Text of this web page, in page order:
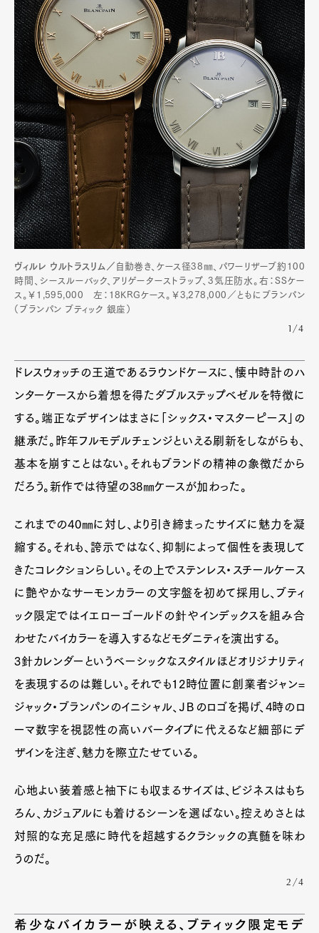
GourmetCars
Product CultureLifestyle
Pen Membership
Magazine
Official Columnist
About
Contact
ヴィルレ ウルトラスリム／ 自動巻き、ケース径38㎜、パワーリザーブ約100
時間、シースルーバック、アリゲーターストラップ、3気圧防水。右：SSケー
ス。￥1,595,000 左：18KRGケース。￥3,278,000／ともにブランパン
（ブランパン ブティック 銀座）
1/4
ドレスウォッチの王道であるラウンドケースに、懐中時計のハ
ンターケースから着想を得たダブルステップベゼルを特徴に
する。端正なデザインはまさに「シックス・マスターピース」の
継承だ。昨年フルモデルチェンジといえる刷新をしながらも、
基本を崩すことはない。それもブランドの精神の象徴だから
だろう。新作では待望の38㎜ケースが加わった。
これまでの40㎜に対し、より引き締まったサイズに魅力を凝
縮する。それも、誇示ではなく、抑制によって個性を表現して
きたコレクションらしい。その上でステンレス・スチールケース
に艶やかなサーモンカラーの文字盤を初めて採用し、ブティ
ック限定ではイエローゴールドの針やインデックスを組み合
わせたバイカラーを導入するなどモダニティを演出する。
3針カレンダーというベーシックなスタイルほどオリジナリティ
を表現するのは難しい。それでも12時位置に創業者ジャン=
ジャック・ブランパンのイニシャル、ＪＢのロゴを掲げ、4時のロ
ーマ数字を視認性の高いバータイプに代えるなど細部にデ
ザインを注ぎ、魅力を際立たせている。
心地よい装着感と袖下にも収まるサイズは、ビジネスはもち
ろん、カジュアルにも着けるシーンを選ばない。控えめさとは
対照的な充足感に時代を超越するクラシックの真髄を味わ
うのだ。
2/4
希少なバイカラーが映える、ブティック限定モデ